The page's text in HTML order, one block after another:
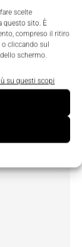
scelte
questo sito. È
compreso il ritiro
cliccando sul
schermo.
su questi scopi
Logix,
nativo di
per